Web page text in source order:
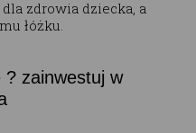
zdrowia dziecka, a
łóżku.
? zainwestuj w